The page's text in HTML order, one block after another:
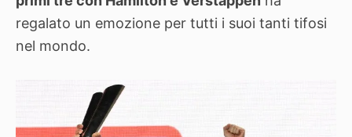
regalato un emozione per tutti i suoi tanti tifosi
nel mondo.